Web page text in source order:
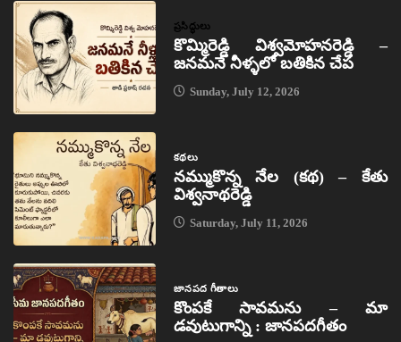
ప్రసిద్ధులు
కొమ్మిరెడ్డి విశ్వమోహనరెడ్డి –
జనమనే నీళ్ళలో బతికిన చేప
Sunday, July 12, 2026
కథలు
నమ్ముకొన్న నేల (కథ) – కేతు
విశ్వనాథరెడ్డి
Saturday, July 11, 2026
జానపద గీతాలు
కొంపకే సావమను – మా
డవుటుగాన్ని : జానపదగీతం